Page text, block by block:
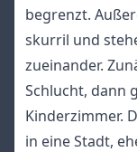
begrenzt.
skurril und
zueinander.
Schlucht, dann
Kinderzimmer.
in eine Stadt,